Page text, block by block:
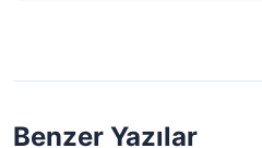
Benzer Yazılar